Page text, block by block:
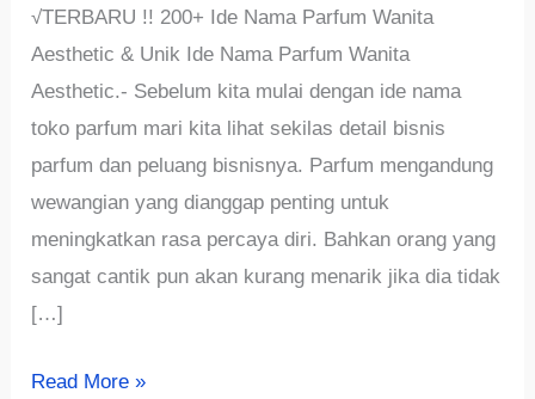
√TERBARU !! 200+ Ide Nama Parfum Wanita
Aesthetic & Unik Ide Nama Parfum Wanita
Aesthetic.- Sebelum kita mulai dengan ide nama
toko parfum mari kita lihat sekilas detail bisnis
parfum dan peluang bisnisnya. Parfum mengandung
wewangian yang dianggap penting untuk
meningkatkan rasa percaya diri. Bahkan orang yang
sangat cantik pun akan kurang menarik jika dia tidak
[…]
√TERBARU
Read More »